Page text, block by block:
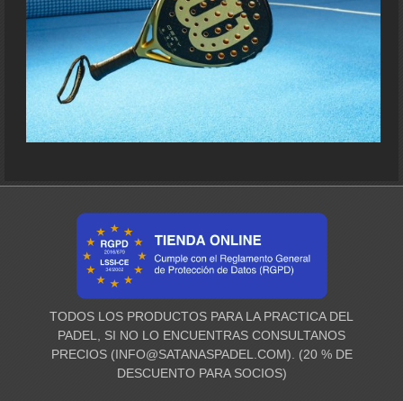
TODOS LOS PRODUCTOS PARA LA PRACTICA DEL
PADEL, SI NO LO ENCUENTRAS CONSULTANOS
PRECIOS (INFO@SATANASPADEL.COM). (20 % DE
DESCUENTO PARA SOCIOS)